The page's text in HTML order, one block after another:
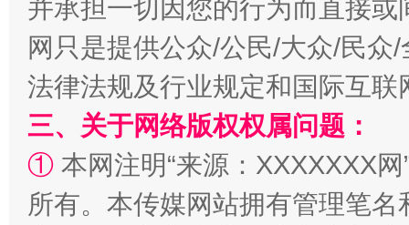
全民健身五年计划来了！等你上场
并承担一切因您的行为而直接
网只是提供公众/公民/大众/民
法律法规及行业规定和国际互
三、关于网络版权权属问题：
① 本网注明“来源：XXXXXXX
所有。本传媒网站拥有管理笔